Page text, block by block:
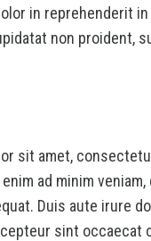
in reprehenderit
non proident,
sit amet,
enim ad minim
Duis aute irure
sint occaecat